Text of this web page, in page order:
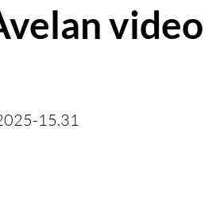
video
15.31